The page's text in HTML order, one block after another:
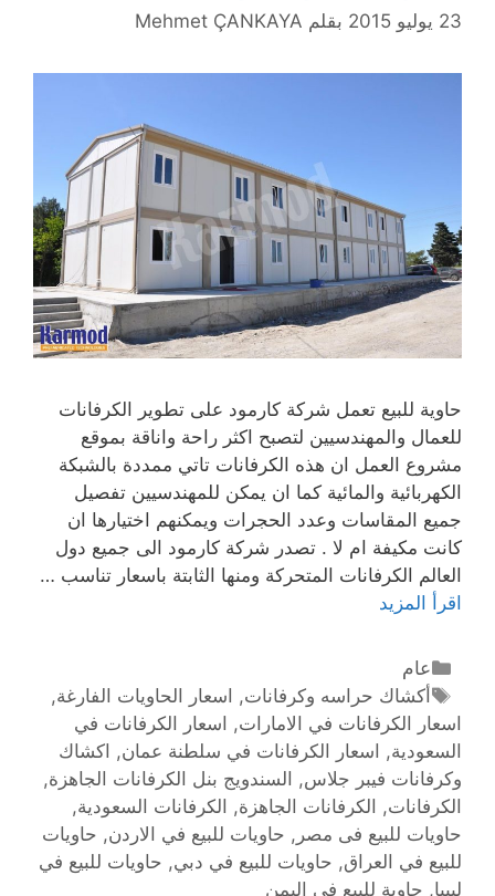
23 يوليو 2015 بقلم Mehmet ÇANKAYA
حاوية للبيع تعمل شركة كارمود على تطوير الكرفانات
للعمال والمهندسيين لتصبح اكثر راحة واناقة بموقع
مشروع العمل ان هذه الكرفانات تاتي ممددة بالشبكة
الكهربائية والمائية كما ان يمكن للمهندسيين تفصيل
جميع المقاسات وعدد الحجرات ويمكنهم اختيارها ان
كانت مكيفة ام لا . تصدر شركة كارمود الى جميع دول
العالم الكرفانات المتحركة ومنها الثابتة باسعار تناسب …
اقرأ المزيد
عام
أكشاك حراسه وكرفانات, اسعار الحاويات الفارغة,
اسعار الكرفانات في الامارات, اسعار الكرفانات في
السعودية, اسعار الكرفانات في سلطنة عمان, اكشاك
وكرفانات فيبر جلاس , السندويج بنل الكرفانات الجاهزة,
الكرفانات, الكرفانات الجاهزة, الكرفانات السعودية,
حاويات للبيع فى مصر, حاويات للبيع في الاردن, حاويات
للبيع في العراق, حاويات للبيع في دبي , حاويات للبيع في
ليبيا, حاوية للبيع في اليمن